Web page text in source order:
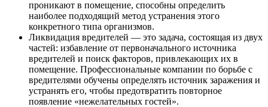
проникают в помещение, способны определить
наиболее подходящий метод устранения этого
конкретного типа организмов.
Ликвидация вредителей — это задача, состоящая из двух
частей: избавление от первоначального источника
вредителей и поиск факторов, привлекающих их в
помещение. Профессиональные компании по борьбе с
вредителями обучены определять источник заражения и
устранять его, чтобы предотвратить повторное
появление «нежелательных гостей».